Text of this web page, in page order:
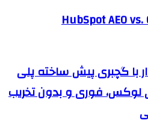
HubSpot AEO
با گچبری پیش ساخته پلی
لوکس، فوری و بدون تخریب